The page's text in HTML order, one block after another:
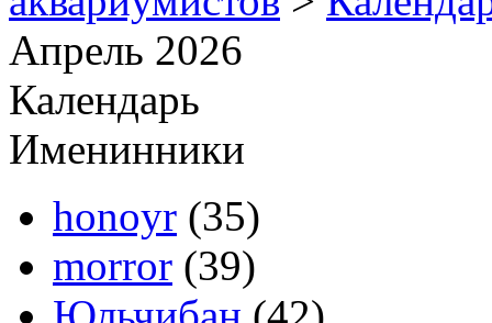
Апрель 2026
Календарь
Именинники
honoyr (35)
morror (39)